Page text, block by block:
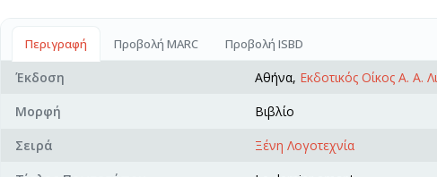
Περιγραφή Προβολή MARC Προβολή ISBD
Έκδοση Αθήνα, Εκδοτικός Οίκος Α. Α.
Μορφή
Βιβλίο
Σειρά
Ξένη Λογοτεχνία